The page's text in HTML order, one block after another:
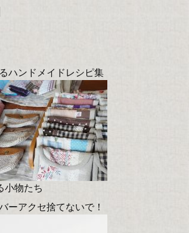
ハンドメイドレシピ集
小物たち
ーアクセ捨てないで！